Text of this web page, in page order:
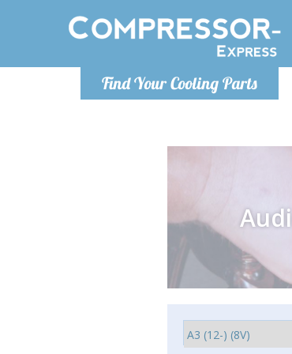
Find Your Cooling Parts
Audi